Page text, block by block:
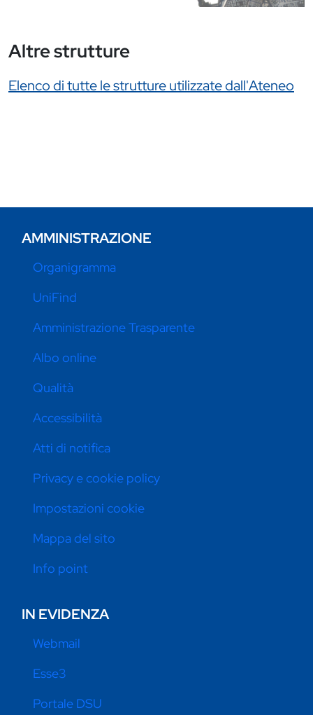
Link correlati
Altre strutture
Elenco di tutte le strutture utilizzate dall'Ateneo
AMMINISTRAZIONE
Organigramma
UniFind
Amministrazione Trasparente
Albo online
Qualità
Accessibilità
Atti di notifica
Privacy e cookie policy
Impostazioni cookie
Mappa del sito
Info point
IN EVIDENZA
Webmail
Esse3
Portale DSU